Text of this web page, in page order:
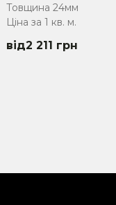
Товщина 24мм
Ціна за 1 кв. м.
2 211 грн